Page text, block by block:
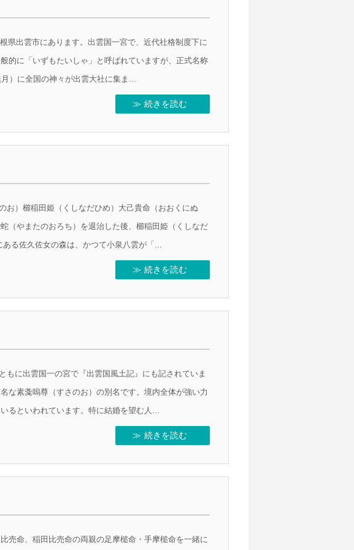
県出雲市にあります。出雲国一宮で、近代社格制度下に
的に「いずもたいしゃ」と呼ばれていますが、正式名称
）に全国の神々が出雲大社に集ま...
続きを読む
）櫛稲田姫（くしなだひめ）大己貴命（おおくにぬ
（やまたのおろち）を退治した後、櫛稲田姫（くしなだ
る佐久佐女の森は、かつて小泉八雲が「...
続きを読む
に出雲国一の宮で『出雲国風土記』にも記されていま
な素戔嗚尊（すさのお）の別名です。境内全体が強い力
るといわれています。特に結婚を望む人...
続きを読む
売命、稲田比売命の両親の足摩槌命・手摩槌命を一緒に